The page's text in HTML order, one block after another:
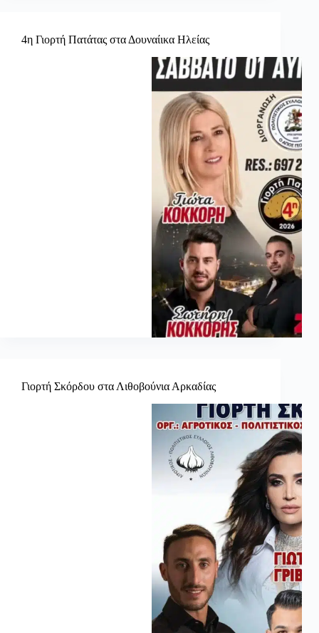
4η Γιορτή Πατάτας στα Δουναίικα Ηλείας
Γιορτή Σκόρδου στα Λιθοβούνια Αρκαδίας